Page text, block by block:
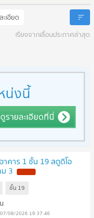
Rama 3 - Suksawat
ะเอียด
เรียงจากเลื่อนประกาศล่าสุด
าคาร 1 ชั้น 19 สตูดิโอ
3
ชั้น 19
07/08/2026 19:37:46